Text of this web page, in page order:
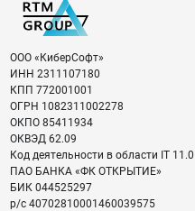
ООО «КиберСофт»
ИНН 2311107180
КПП 772001001
ОГРН 1082311002278
ОКПО 85411934
ОКВЭД 62.09
Код деятельности в области IT
ПАО БАНКА «ФК ОТКРЫТИЕ»
БИК 044525297
р/с 40702810001460039575